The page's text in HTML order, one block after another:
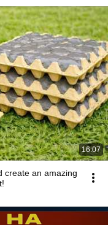
16:07
create an amazing